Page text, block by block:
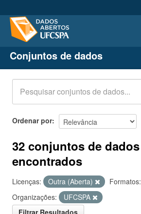
Conjuntos de dados
Organizações
Grupos
Sobre
Conjuntos de dados
Ordenar por
32 conjuntos de dados
encontrados
Licenças: Outra (Aberta) Formatos:
Organizações:
UFCSPA
Filtrar Resultados